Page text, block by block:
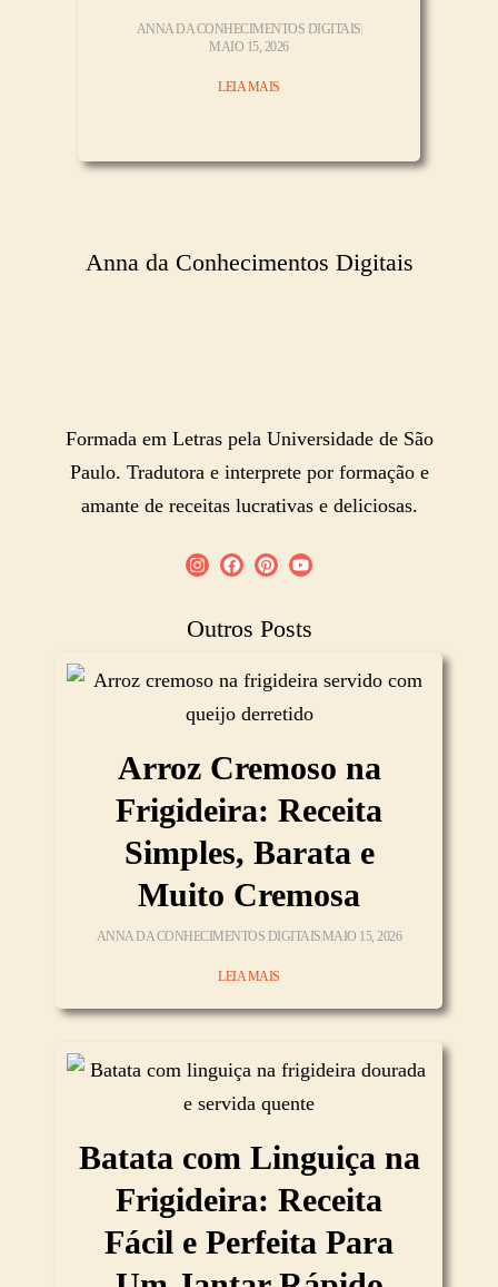
ANNA DA CONHECIMENTOS DIGITAIS
MAIO 15, 2026
LEIA MAIS
Anna da Conhecimentos Digitais
Formada em Letras pela Universidade de São
Paulo. Tradutora e interprete por formação e
amante de receitas lucrativas e deliciosas.
Outros Posts
Arroz Cremoso na
Frigideira: Receita
Simples, Barata e
Muito Cremosa
ANNA DA CONHECIMENTOS DIGITAISMAIO 15, 2026
LEIA MAIS
Batata com Linguiça na
Frigideira: Receita
Fácil e Perfeita Para